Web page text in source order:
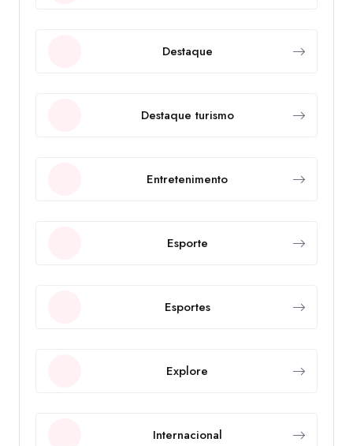
Destaque
Destaque turismo
Entretenimento
Esporte
Esportes
Explore
Internacional